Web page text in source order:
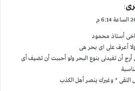
:
اخى أستاذ محمود
أعرف على اى بحر هى
أن تفيدنى بنوع البحر ولو أحببت أن تضيف أى
التقى * وغيرك ينصر أهل الكذب